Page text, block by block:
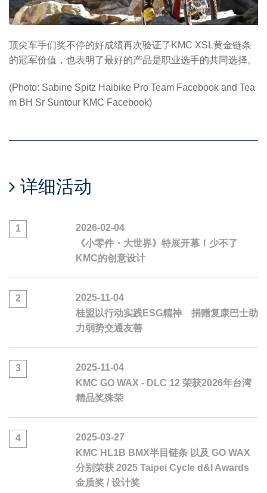
顶尖车手们奖不停的好成绩再次验证了KMC XSL黄金链条
的冠军价值，也表明了最好的产品是职业选手的共同选择。
(Photo: Sabine Spitz Haibike Pro Team Facebook and Tea
m BH Sr Suntour KMC Facebook)
详细活动
1
2026-02-04
《小零件・大世界》特展开幕！少不了
KMC的创意设计
2
2025-11-04
桂盟以行动实践ESG精神 捐赠复康巴士助
力弱势交通友善
3
2025-11-04
KMC GO WAX - DLC 12 荣获2026年台湾
精品奖殊荣
4
2025-03-27
KMC HL1B BMX半目链条 以及 GO WAX
分别荣获 2025 Taipei Cycle d&I Awards
金质奖 / 设计奖